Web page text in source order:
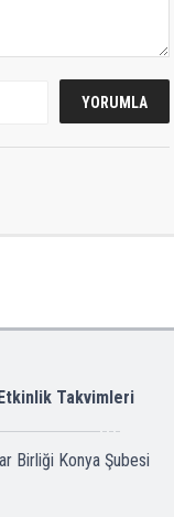
Takvimleri
Birliği Konya Şubesi